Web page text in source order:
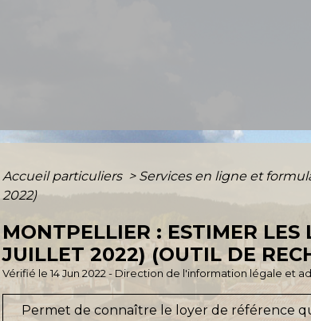
Accueil particuliers > Services en ligne et
2022)
MONTPELLIER : ESTIMER LES
JUILLET 2022) (OUTIL DE
Vérifié le 14 Jun 2022 - Direction de l'information légale et
Permet de connaître le loyer de référence